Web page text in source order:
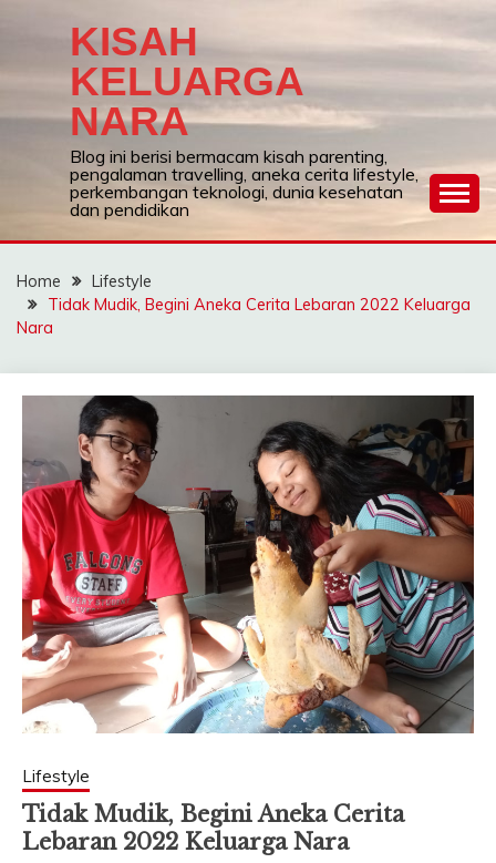
KISAH
KELUARGA
NARA
Blog ini berisi bermacam kisah parenting,
pengalaman travelling, aneka cerita lifestyle,
perkembangan teknologi, dunia kesehatan
dan pendidikan
Home
Lifestyle
Tidak Mudik, Begini Aneka Cerita Lebaran 2022 Keluarga
Nara
Lifestyle
Tidak Mudik, Begini Aneka Cerita
Lebaran 2022 Keluarga Nara